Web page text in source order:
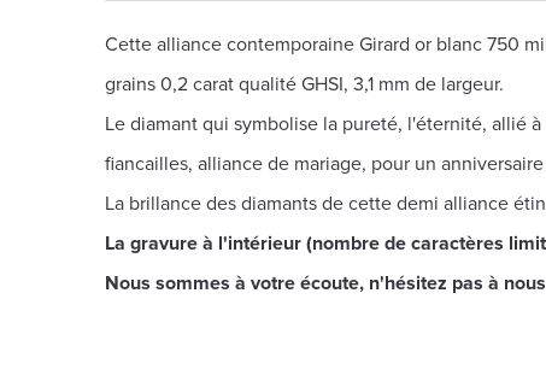
Cette alliance contemporaine Girard or blanc 750
grains 0,2 carat qualité GHSI, 3,1 mm de largeur.
Le diamant qui symbolise la pureté, l'éternité, allié
fiancailles, alliance de mariage, pour un
La brillance des diamants de cette demi alliance
La gravure à l'intérieur (nombre de caractères
Nous sommes à votre écoute, n'hésitez pas à